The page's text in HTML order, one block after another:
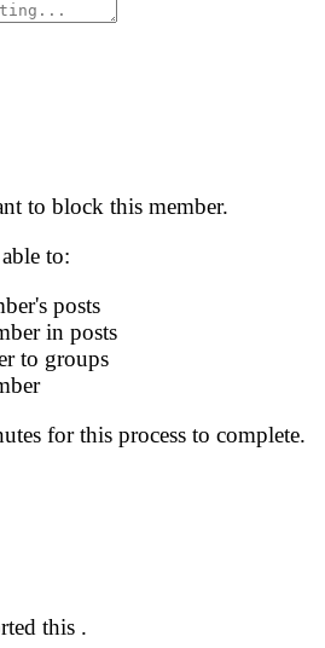
to block this member.
to:
posts
in posts
to groups
for this process to complete.
this .